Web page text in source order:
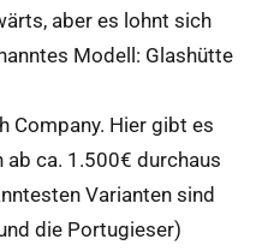
aber es lohnt sich
Modell: Glashütte
Company. Hier gibt es
ab ca. 1.500€ durchaus
Varianten sind
die Portugieser)